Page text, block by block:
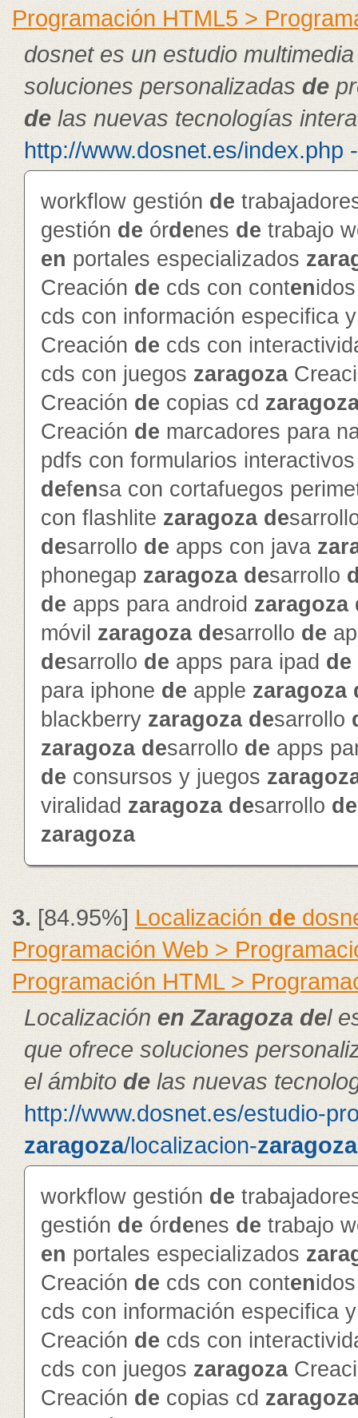
Programación HTML5 >
dosnet es un estudio
soluciones personalizadasde
delas nuevas tecnologías
http://www.dosnet.es/index.php
workflow gestión de
gestión de órdenes de trabajo
en portales especializados
Creación de cds con conten
cds con información especifica
Creación de cds con
cds con juegos zaragoza
Creación de copias cd
Creación de marcadores para
pdfs con formularios
defensa con cortafuegos
con flashlite zaragoza de
desarrollo de apps con java
phonegap zaragoza desarrollo
de apps para android zaragoza
móvil zaragoza desarrollo de
desarrollo de apps para ipad de
para iphone de apple zaragoza
blackberry zaragoza desarrollo
zaragoza desarrollo de apps
de consursos y juegos
viralidad zaragoza desarrollo de
zaragoza
3.[84.95%]Localizaciónde
Programación Web >
Programación HTML >
Localización en Zaragoza del
que ofrece soluciones
el ámbitodelas nuevas
http://www.dosnet.es/estudio-
zaragoza/localizacion-zaragoza
workflow gestión de
gestión de órdenes de trabajo
en portales especializados
Creación de cds con conten
cds con información especifica
Creación de cds con
cds con juegos zaragoza
Creación de copias cd